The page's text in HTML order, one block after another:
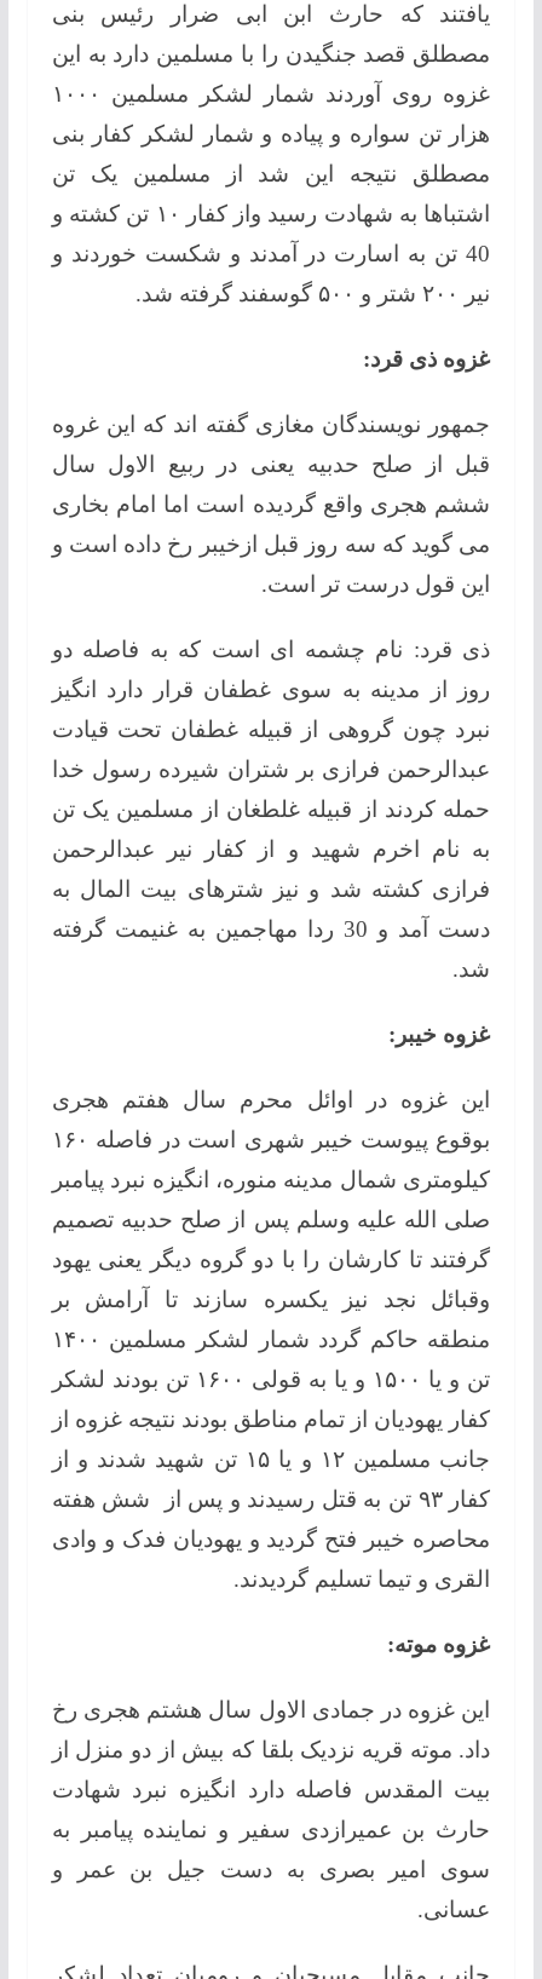
یافتند که حارث ابن ابی ضرار رئیس بنی
مصطلق قصد جنگیدن را با مسلمین دارد به این
غزوه روی آوردند شمار لشکر مسلمین ۱۰۰۰
هزار تن سواره و پیاده و شمار لشکر کفار بنی
مصطلق نتیجه این شد از مسلمین یک تن
اشتباها به شهادت رسید واز کفار ۱۰ تن کشته و
40 تن به اسارت در آمدند و شکست خوردند و
نیر ۲۰۰ شتر و ۵۰۰ گوسفند گرفته شد.
غزوه ذی قرد:
جمهور نویسندگان مغازی گفته اند که این غروه
قبل از صلح حدبیه یعنی در ربیع الاول سال
ششم هجری واقع گردیده است اما امام بخاری
می گوید که سه روز قبل ازخیبر رخ داده است و
این قول درست تر است.
ذی قرد: نام چشمه ای است که به فاصله دو
روز از مدینه به سوی غطفان قرار دارد انگیز
نبرد چون گروهی از قبیله غطفان تحت قيادت
عبدالرحمن فرازی بر شتران شیرده رسول خدا
حمله کردند از قبیله غلطغان از مسلمین یک تن
به نام اخرم شهید و از کفار نیر عبدالرحمن
فرازی کشته شد و نیز شترهای بیت المال به
دست آمد و 30 ردا مهاجمین به غنیمت گرفته
شد.
غزوه خیبر:
این غزوه در اوائل محرم سال هفتم هجری
بوقوع پیوست خیبر شهری است در فاصله ۱۶۰
کیلومتری شمال مدینه منوره، انگیزه نبرد پیامبر
صلی الله علیه وسلم پس از صلح حدبیه تصمیم
گرفتند تا کارشان را با دو گروه دیگر یعنی یهود
وقبائل نجد نیز یکسره سازند تا آرامش بر
منطقه حاکم گردد شمار لشکر مسلمین ۱۴۰۰
تن و یا ۱۵۰۰ و یا به قولی ۱۶۰۰ تن بودند لشکر
کفار یهودیان از تمام مناطق بودند نتیجه غزوه از
جانب مسلمین ۱۲ و یا ۱۵ تن شهید شدند و از
کفار ۹۳ تن به قتل رسیدند و پس از شش هفته
محاصره خیبر فتح گردید و یهودیان فدک و وادی
القری و تیما تسلیم گردیدند.
غزوه موته:
این غزوه در جمادی الاول سال هشتم هجری رخ
داد. موته قریه نزدیک بلقا که بیش از دو منزل از
بیت المقدس فاصله دارد انگیزه نبرد شهادت
حارث بن عمیرازدی سفیر و نماینده پیامبر به
سوی امیر بصری به دست جیل بن عمر و
عسانی.